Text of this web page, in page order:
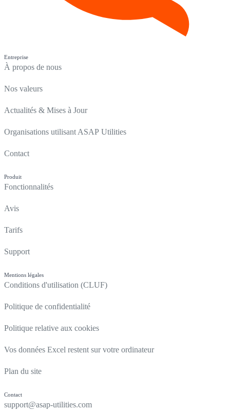
Entreprise
À propos de nous
Nos valeurs
Actualités & Mises à Jour
Organisations utilisant ASAP Utilities
Contact
Produit
Fonctionnalités
Avis
Tarifs
Support
Mentions légales
Conditions d'utilisation (CLUF)
Politique de confidentialité
Politique relative aux cookies
Vos données Excel restent sur votre ordinateur
Plan du site
Contact
support@asap-utilities.com